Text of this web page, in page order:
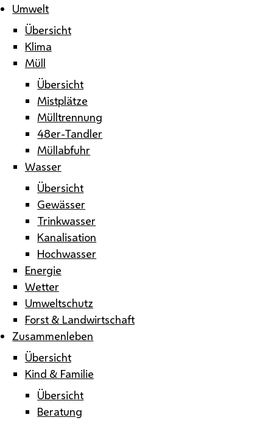
Umwelt
Übersicht
Klima
Müll
Übersicht
Mistplätze
Mülltrennung
48er-Tandler
Müllabfuhr
Wasser
Übersicht
Gewässer
Trinkwasser
Kanalisation
Hochwasser
Energie
Wetter
Umweltschutz
Forst & Landwirtschaft
Zusammenleben
Übersicht
Kind & Familie
Übersicht
Beratung